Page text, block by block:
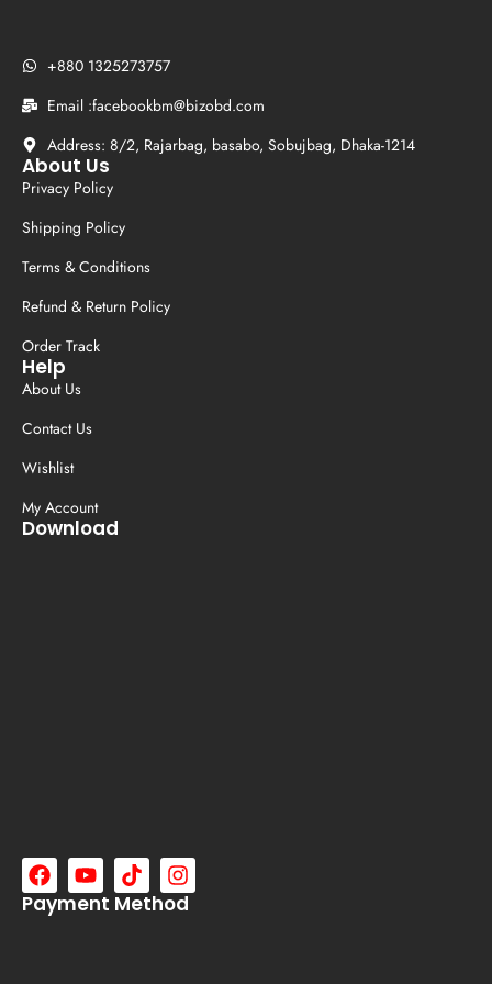
+880 1325273757
Email :facebookbm@bizobd.com
Address: 8/2, Rajarbag, basabo, Sobujbag, Dhaka-1214
About Us
Privacy Policy
Shipping Policy
Terms & Conditions
Refund & Return Policy
Order Track
Help
About Us
Contact Us
Wishlist
My Account
Download
Payment Method